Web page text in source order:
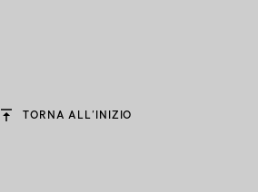
TORNA ALL’INIZIO